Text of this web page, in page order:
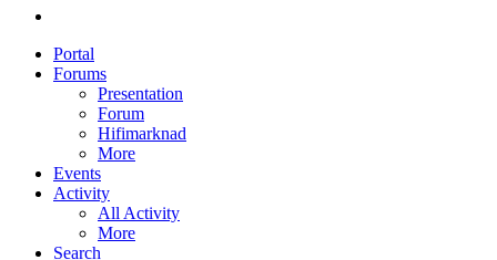
Portal
Forums
Presentation
Forum
Hifimarknad
More
Events
Activity
All Activity
More
Search